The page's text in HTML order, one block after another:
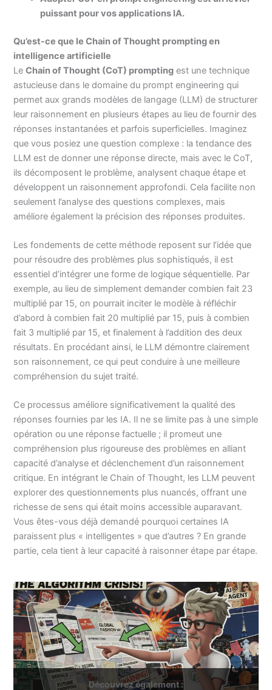
puissant pour vos applications IA.
Qu’est-ce que le Chain of Thought prompting en
intelligence artificielle
LeChain of Thought (CoT) prompting est une technique
astucieuse dans le domaine du prompt engineering qui
permet aux grands modèles de langage (LLM) de structurer
leur raisonnement en plusieurs étapes au lieu de fournir des
réponses instantanées et parfois superficielles. Imaginez
que vous posiez une question complexe : la tendance des
LLM est de donner une réponse directe, mais avec le CoT,
ils décomposent le problème, analysent chaque étape et
développent un raisonnement approfondi. Cela facilite non
seulement l’analyse des questions complexes, mais
améliore également la précision des réponses produites.
Les fondements de cette méthode reposent sur l’idée que
pour résoudre des problèmes plus sophistiqués, il est
essentiel d’intégrer une forme de logique séquentielle. Par
exemple, au lieu de simplement demander combien fait 23
multiplié par 15, on pourrait inciter le modèle à réfléchir
d’abord à combien fait 20 multiplié par 15, puis à combien
fait 3 multiplié par 15, et finalement à l’addition des deux
résultats. En procédant ainsi, le LLM démontre clairement
son raisonnement, ce qui peut conduire à une meilleure
compréhension du sujet traité.
Ce processus améliore significativement la qualité des
réponses fournies par les IA. Il ne se limite pas à une simple
opération ou une réponse factuelle ; il promeut une
compréhension plus rigoureuse des problèmes en alliant
capacité d’analyse et déclenchement d’un raisonnement
critique. En intégrant le Chain of Thought, les LLM peuvent
explorer des questionnements plus nuancés, offrant une
richesse de sens qui était moins accessible auparavant.
Vous êtes-vous déjà demandé pourquoi certaines IA
paraissent plus « intelligentes » que d’autres ? En grande
partie, cela tient à leur capacité à raisonner étape par étape.
Découvrez également :